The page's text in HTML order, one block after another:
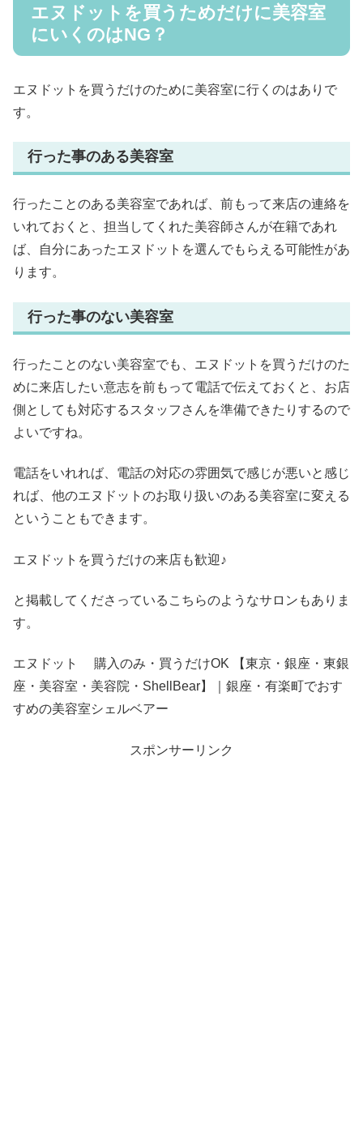
エヌドットを買うためだけに美容室
にいくのはNG？
エヌドットを買うだけのために美容室に行くのはありで
す。
行った事のある美容室
行ったことのある美容室であれば、前もって来店の連絡を
いれておくと、担当してくれた美容師さんが在籍であれ
ば、自分にあったエヌドットを選んでもらえる可能性があ
ります。
行った事のない美容室
行ったことのない美容室でも、エヌドットを買うだけのた
めに来店したい意志を前もって電話で伝えておくと、お店
側としても対応するスタッフさんを準備できたりするので
よいですね。
電話をいれれば、電話の対応の雰囲気で感じが悪いと感じ
れば、他のエヌドットのお取り扱いのある美容室に変える
ということもできます。
エヌドットを買うだけの来店も歓迎♪
と掲載してくださっているこちらのようなサロンもありま
す。
エヌドット 購入のみ・買うだけOK 【東京・銀座・東銀
座・美容室・美容院・ShellBear】｜銀座・有楽町でおす
すめの美容室シェルベアー
スポンサーリンク